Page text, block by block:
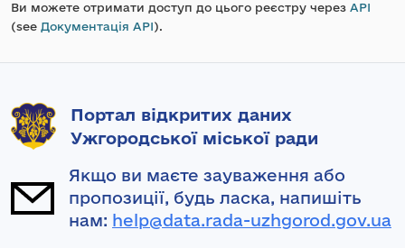
Ви можете отримати доступ до цього реєстру через API
(see Документація API).
Портал відкритих даних
Ужгородської міської ради
Якщо ви маєте зауваження або
пропозиції, будь ласка, напишіть
нам: help@data.rada-uzhgorod.gov.ua